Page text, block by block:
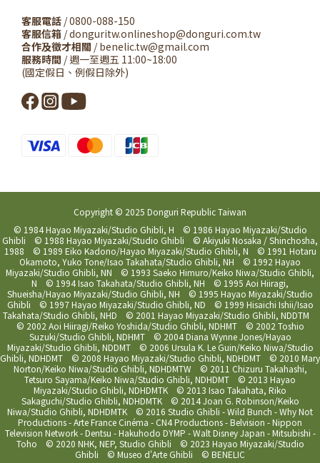
客服電話 / 0800-088-150
客服信箱 / donguritw.onlineshop@donguri.com.tw
合作及徵才相關 / benelic.tw@gmail.com
服務時間 / 週一至週五 11:00~18:00
(國定假日、例假日除外)
Copyright © 2025 Donguri Republic Taiwan
© 1984 Hayao Miyazaki/Studio Ghibli, H © 1986 Hayao Miyazaki/Studio
Ghibli © 1988 Hayao Miyazaki/Studio Ghibli © Akiyuki Nosaka / Shinchosha,
1988 © 1989 Eiko Kadono/Hayao Miyazaki/Studio Ghibli, N © 1991 Hotaru
Okamoto, Yuko Tone/Isao Takahata/Studio Ghibli, NH © 1992 Hayao
Miyazaki/Studio Ghibli, NN © 1993 Saeko Himuro/Keiko Niwa/Studio Ghibli,
N © 1994 Isao Takahata/Studio Ghibli, NH © 1995 Aoi Hiiragi,
Shueisha/Hayao Miyazaki/Studio Ghibli, NH © 1995 Hayao Miyazaki/Studio
Ghibli © 1997 Hayao Miyazaki/Studio Ghibli, ND © 1999 Hisaichi Ishii/Isao
Takahata/Studio Ghibli, NHD © 2001 Hayao Miyazaki/Studio Ghibli, NDDTM
© 2002 Aoi Hiiragi/Reiko Yoshida/Studio Ghibli, NDHMT © 2002 Toshio
Suzuki/Studio Ghibli, NDHMT © 2004 Diana Wynne Jones/Hayao
Miyazaki/Studio Ghibli, NDDMT © 2006 Ursula K. Le Guin/Keiko Niwa/Studio
Ghibli, NDHDMT © 2008 Hayao Miyazaki/Studio Ghibli, NDHDMT © 2010 Mary
Norton/Keiko Niwa/Studio Ghibli, NDHDMTW © 2011 Chizuru Takahashi,
Tetsuro Sayama/Keiko Niwa/Studio Ghibli, NDHDMT © 2013 Hayao
Miyazaki/Studio Ghibli, NDHDMTK © 2013 Isao Takahata, Riko
Sakaguchi/Studio Ghibli, NDHDMTK © 2014 Joan G. Robinson/Keiko
Niwa/Studio Ghibli, NDHDMTK © 2016 Studio Ghibli - Wild Bunch - Why Not
Productions - Arte France Cinéma - CN4 Productions - Belvision - Nippon
Television Network - Dentsu - Hakuhodo DYMP - Walt Disney Japan - Mitsubishi -
Toho © 2020 NHK, NEP, Studio Ghibli © 2023 Hayao Miyazaki/Studio
Ghibli © Museo d'Arte Ghibli © BENELIC